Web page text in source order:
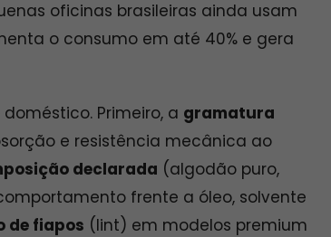
oficinas brasileiras ainda usam
o consumo em até 40% e gera
Primeiro, a gramatura
e resistência mecânica ao
declarada (algodão puro,
frente a óleo, solvente
de fiapos (lint) em modelos premium